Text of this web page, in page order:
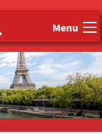
Menu